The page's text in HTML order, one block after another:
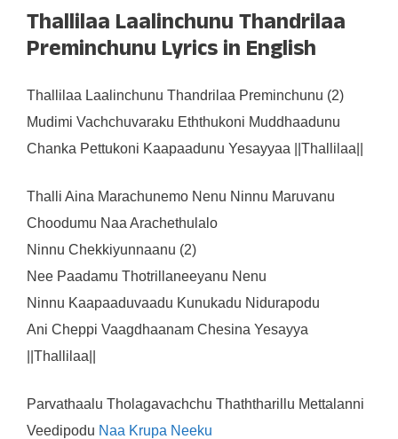
Thallilaa Laalinchunu Thandrilaa
Preminchunu Lyrics in English
Thallilaa Laalinchunu Thandrilaa Preminchunu (2)
Mudimi Vachchuvaraku Eththukoni Muddhaadunu
Chanka Pettukoni Kaapaadunu Yesayyaa ||Thallilaa||
Thalli Aina Marachunemo Nenu Ninnu Maruvanu
Choodumu Naa Arachethulalo
Ninnu Chekkiyunnaanu (2)
Nee Paadamu Thotrillaneeyanu Nenu
Ninnu Kaapaaduvaadu Kunukadu Nidurapodu
Ani Cheppi Vaagdhaanam Chesina Yesayya
||Thallilaa||
Parvathaalu Tholagavachchu Thaththarillu Mettalanni
Veedipodu Naa Krupa Neeku